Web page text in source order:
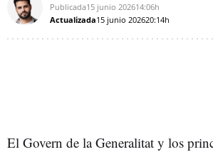
Publicada15 junio 202614:06h
Actualizada15 junio 202620:14h
El Govern de la Generalitat y los